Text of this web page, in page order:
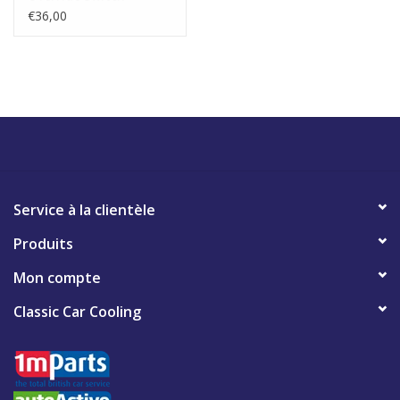
€36,00
Service à la clientèle
Produits
Mon compte
Classic Car Cooling